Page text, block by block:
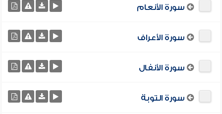
سورة الأنعام
سورة الأعراف
سورة الأنفال
سورة التوبة